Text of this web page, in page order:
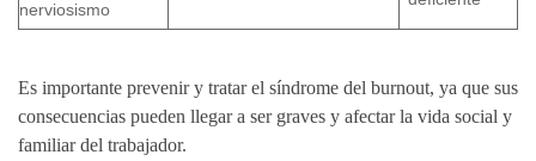
nerviosismo
Es importante prevenir y tratar el síndrome del burnout, ya que sus
consecuencias pueden llegar a ser graves y afectar la vida social y
familiar del trabajador.